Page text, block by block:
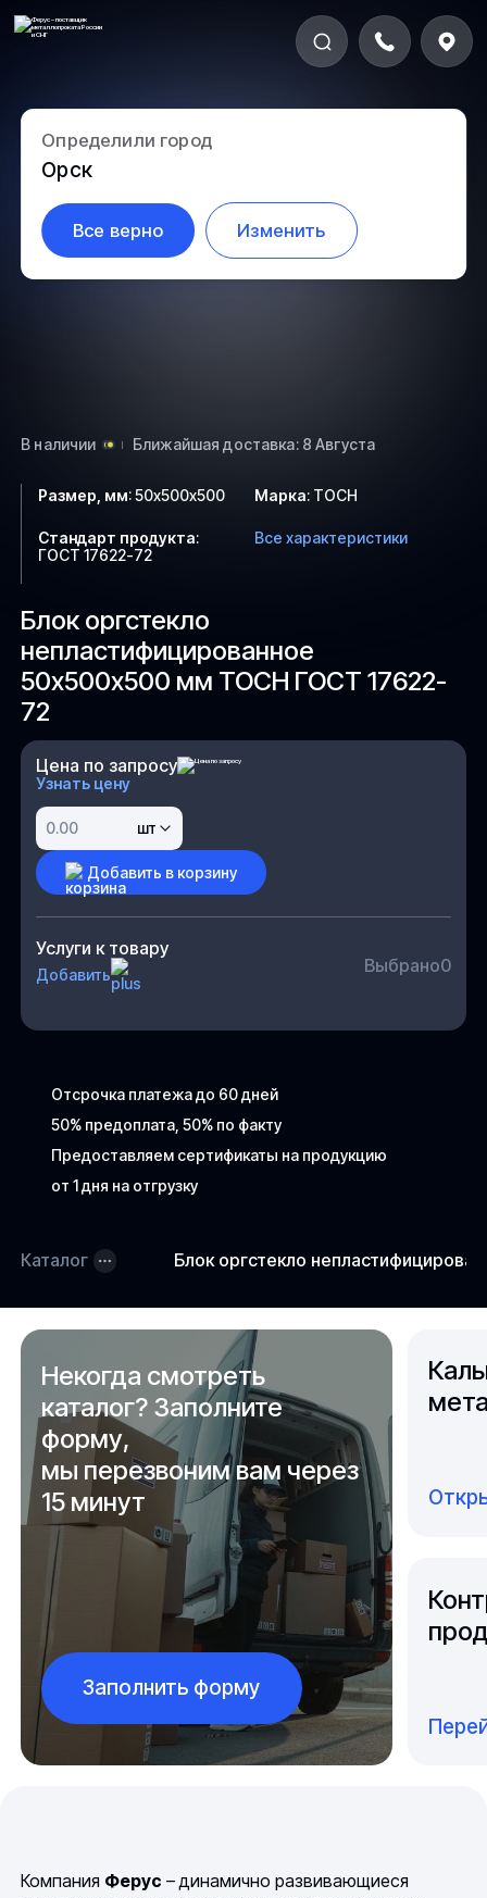
Определили город
Орск
Все верно Изменить
5.2-102
В наличии Ближайшая доставка: 8 Августа
Блок оргстекло
непластифицированное
50х500х500 мм ТОСН ГОСТ 17622-
72
Отсрочка платежа до 60 дней
50% предоплата, 50% по факту
Предоставляем сертификаты на продукцию
от 1 дня на отгрузку
Цена по запросу
Узнать цену
шт
Добавить в корзину
Услуги к товару
Добавить Выбрано0
Размер, мм:50х500х500 Марка: ТОСН
Стандарт продукта:
ГОСТ 17622-72
Все характеристики
Каталог Блок оргстекло
Некогда смотреть
каталог? Заполните
форму,
мы перезвоним вам через
15 минут
Заполнить форму
Компания Ферус – динамично развивающиеся